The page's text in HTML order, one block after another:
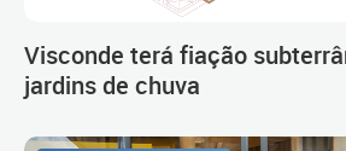
Visconde terá fiação
jardins de chuva